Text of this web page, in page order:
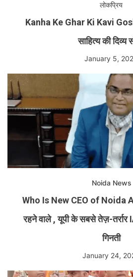
लोकप्रिय
Kanha Ke Ghar Ki Kavi
साहित्य की दिव्य
January 5,
Noida News
Who Is New CEO of Noida
रहने वाले , यूपी के सबसे तेज़-तर्रार
गिनती
January 24,